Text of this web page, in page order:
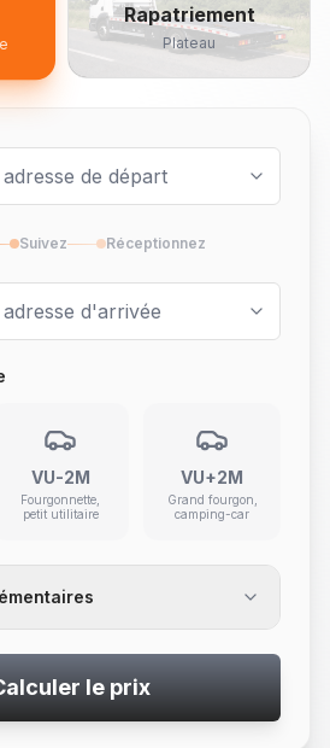
Rapatriement
Plateau
Suivez Réceptionnez
VU-2M
Fourgonnette,
petit utilitaire
VU+2M
Grand fourgon,
camping-car
le prix